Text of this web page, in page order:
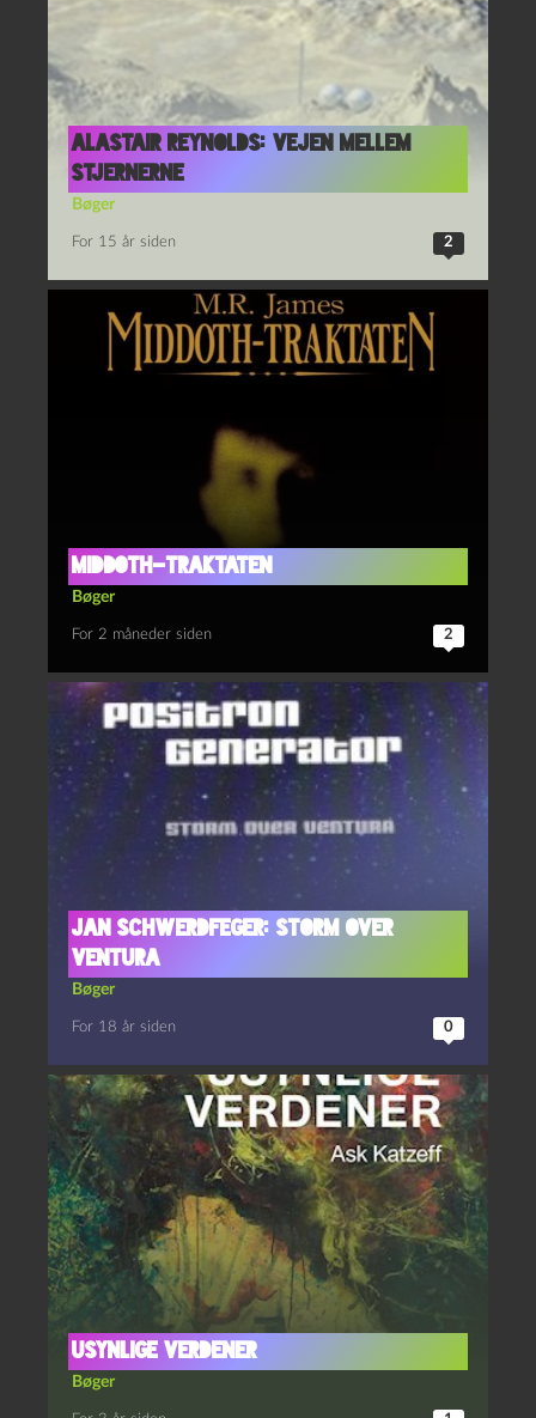
Alastair Reynolds: Vejen mellem
stjernerne
Bøger
For 15 år siden 2
Middoth-traktaten
Bøger
For 2 måneder siden 2
Jan Schwerdfeger: Storm over
Ventura
Bøger
For 18 år siden 0
Usynlige verdener
Bøger